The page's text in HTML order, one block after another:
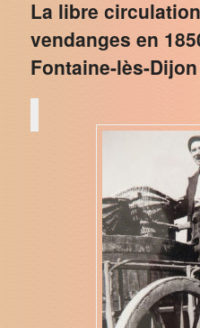
La libre
vendanges en
Fontaine-lès-Dijon